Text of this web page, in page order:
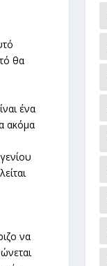
θα
ένα
ακόμα
να